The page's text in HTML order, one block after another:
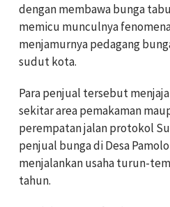
dengan membawa bunga
memicu munculnya
menjamurnya pedagang
sudut kota.
Para penjual tersebut
sekitar area pemakaman
perempatan jalan protokol
penjual bunga di Desa
menjalankan usaha turun-
tahun.